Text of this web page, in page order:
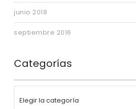
junio 2018
septiembre 2016
Categorías